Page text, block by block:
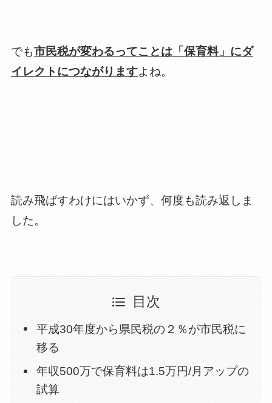
でも市民税が変わるってことは「保育料」にダ
イレクトにつながりますよね。
読み飛ばすわけにはいかず、何度も読み返しま
した。
目次
平成30年度から県民税の２％が市民税に
移る
年収500万で保育料は1.5万円/月アップの
試算